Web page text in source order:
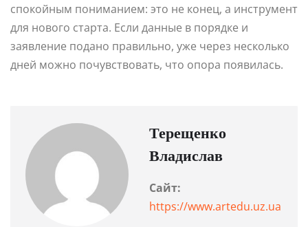
спокойным пониманием: это не конец, а инструмент
для нового старта. Если данные в порядке и
заявление подано правильно, уже через несколько
дней можно почувствовать, что опора появилась.
Терещенко
Владислав
Сайт:
https://www.artedu.uz.ua